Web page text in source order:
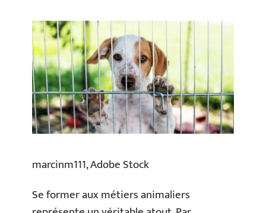
marcinm111, Adobe Stock
Se former aux métiers animaliers